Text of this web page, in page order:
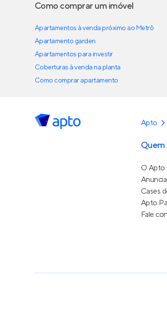
Como comprar um imóvel
Apartamentos à venda próximo ao Metrô
Apartamento garden
Apartamentos para investir
Coberturas à venda na planta
Como comprar apartamento
Apto
Quem
O Apto
Cases
Apto
Fale